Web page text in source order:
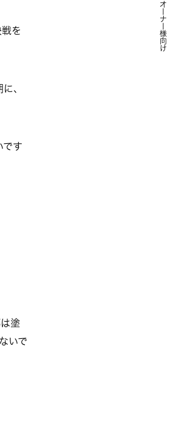
オーナー様向け
を
、
です
塗
いで